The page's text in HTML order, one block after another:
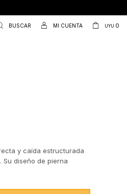
UYU 0
y caída estructurada
diseño de pierna
acabado símil cuero lo
un contraste de